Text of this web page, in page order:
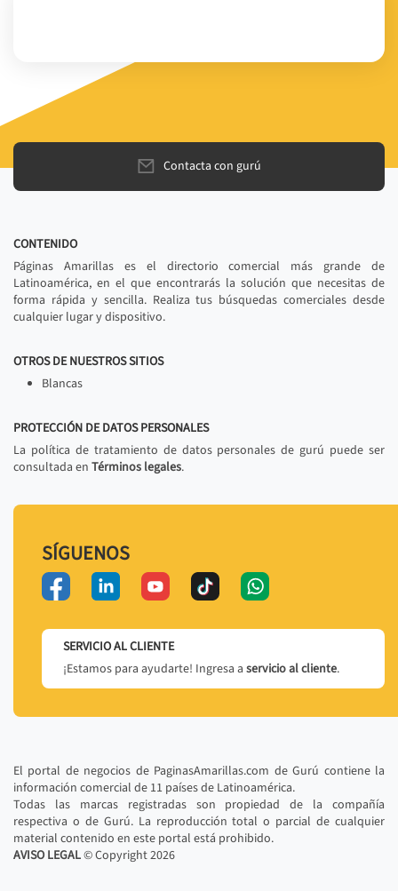
Contacta con gurú
CONTENIDO
Páginas Amarillas es el directorio comercial más grande de
Latinoamérica, en el que encontrarás la solución que necesitas de
forma rápida y sencilla. Realiza tus búsquedas comerciales desde
cualquier lugar y dispositivo.
OTROS DE NUESTROS SITIOS
Blancas
PROTECCIÓN DE DATOS PERSONALES
La política de tratamiento de datos personales de gurú puede ser
consultada en Términos legales.
SÍGUENOS
SERVICIO AL CLIENTE
¡Estamos para ayudarte! Ingresa a servicio al cliente.
El portal de negocios de PaginasAmarillas.com de Gurú contiene la
información comercial de 11 países de Latinoamérica.
Todas las marcas registradas son propiedad de la compañía
respectiva o de Gurú. La reproducción total o parcial de cualquier
material contenido en este portal está prohibido.
AVISO LEGAL© Copyright2026